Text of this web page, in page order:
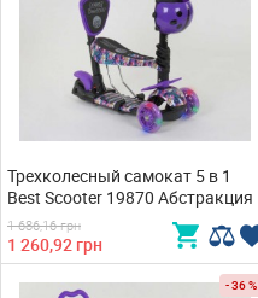
Трехколесный самокат 5 в 1
Best Scooter 19870 Абстракция
1 686,16 грн
1 260,92 грн
- 36 %